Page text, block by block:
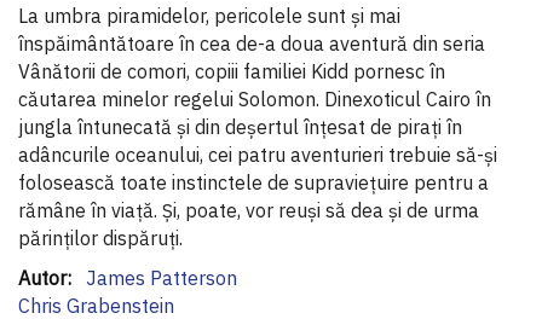
La umbra piramidelor, pericolele sunt şi mai
înspăimântătoare în cea de-a doua aventură din seria
Vânătorii de comori, copiii familiei Kidd pornesc în
căutarea minelor regelui Solomon. Dinexoticul Cairo în
jungla întunecată şi din deşertul înţesat de piraţi în
adâncurile oceanului, cei patru aventurieri trebuie să-şi
folosească toate instinctele de supravieţuire pentru a
rămâne în viaţă. Şi, poate, vor reuşi să dea şi de urma
părinţilor dispăruţi.
Informaţii
suplimentare
James Patterson
Chris Grabenstein